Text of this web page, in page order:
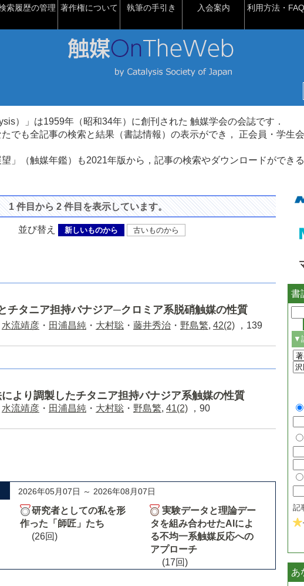
索履歴の管理 著作権について 執筆の手引き 入会案内 利用方法・FAQ
）」は1959年（昭和34年）に創刊された 触媒学会の会誌です．
でも全記事の検索と結果（書誌情報）の表示ができ， 正会員・学生
」（触媒年鑑）も2021年版から，記事の検索やダウンロードができ
1 件目から 2 件目を表示しています。
並び替え 新しいものから 古いものから
チタニア担持バナジア─クロミア系脱硝触媒の性質
水流靖彦 ・ 田浦昌純 ・ 大村聡 ・ 藤井秀治 ・ 野島繁, 42(2) ，139
より調製したチタニア担持バナジア系触媒の性質
水流靖彦 ・ 田浦昌純 ・ 大村聡 ・ 野島繁, 41(2) ，90
2026年05月07日 ～ 2026年08月07日
研究者としての私を形
作った「師匠」たち
(26回)
実験データと理論デー
タを組み合わせたAIによ
る不均一系触媒反応への
アプローチ
(17回)
書
▼
記
あ